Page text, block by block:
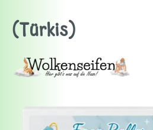
(Türkis)